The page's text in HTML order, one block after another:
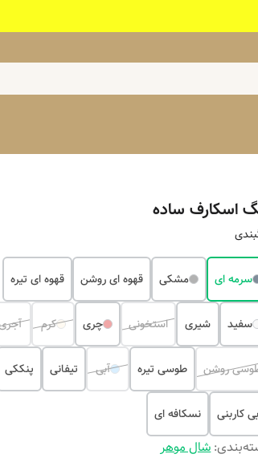
اسکارف ساده
سرمه ای مشکی قهوه ای روشن قهوه ای تیره
سفید شیری استخونی چری کرم
روشن طوسی تیره آبی تیفانی پنککی
کاربنی نسکافه ای
:شال موهر